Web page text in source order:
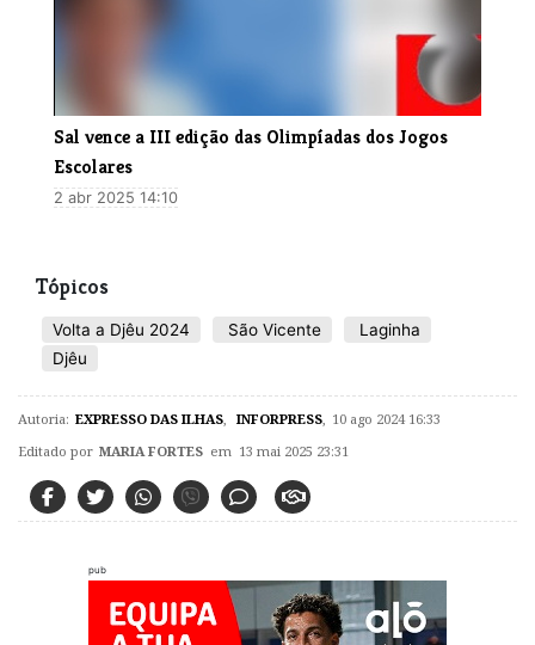
Sal vence a III edição das Olimpíadas dos Jogos
Escolares
2 abr 2025 14:10
Tópicos
Volta a Djêu 2024 São Vicente
Laginha
Djêu
Autoria: EXPRESSO DAS ILHAS INFORPRESS 10 ago 2024 16:33
Editado por MARIA FORTES em 13 mai 2025 23:31
pub